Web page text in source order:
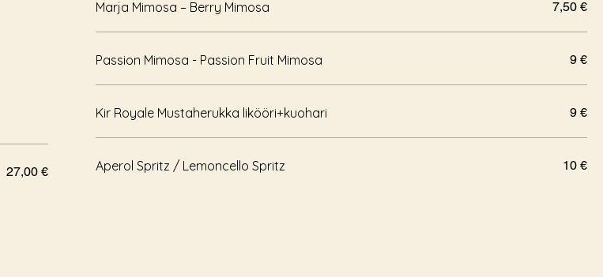
27,00 €
Marja Mimosa – Berry Mimosa 7,50 €
Passion Mimosa - Passion Fruit Mimosa 9 €
Kir Royale Mustaherukka likööri+kuohari 9 €
Aperol Spritz / Lemoncello Spritz 10 €